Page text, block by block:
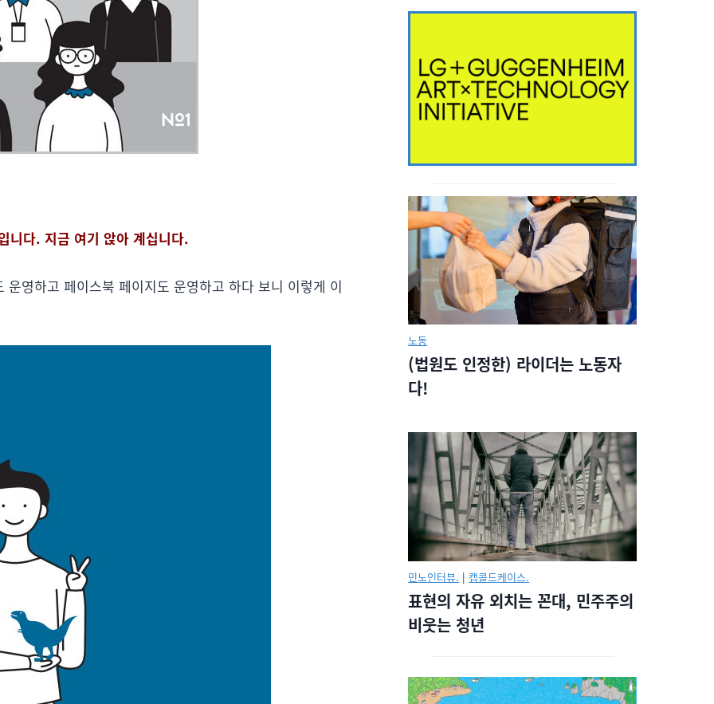
니다. 지금 여기 앉아 계십니다.
영하고 페이스북 페이지도 운영하고 하다 보니 이렇게 이
노동
(법원도 인정한) 라이더는 노동자
다!
민노인터뷰. | 캡콜드케이스.
표현의 자유 외치는 꼰대, 민주주의
비웃는 청년